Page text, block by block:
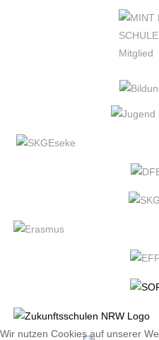
Wir nutzen Cookies auf unserer